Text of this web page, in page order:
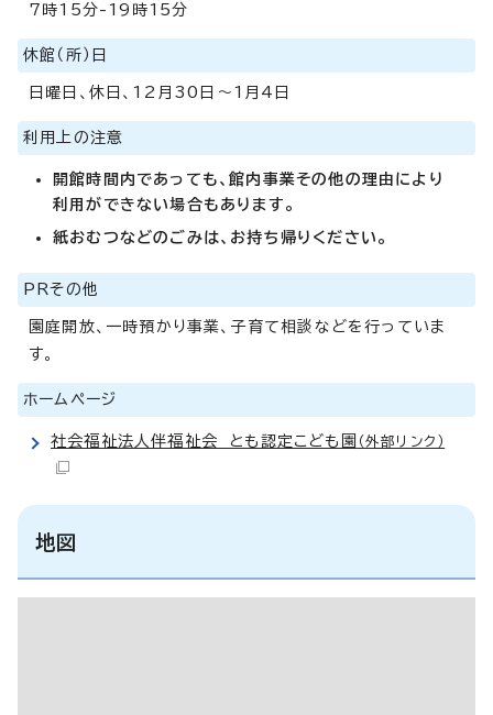
7時15分-19時15分
休館（所）日
日曜日、休日、12月30日～1月4日
利用上の注意
開館時間内であっても、館内事業その他の理由により
利用ができない場合もあります。
紙おむつなどのごみは、お持ち帰りください。
PRその他
園庭開放、一時預かり事業、子育て相談などを行っていま
す。
ホームページ
社会福祉法人伴福祉会 とも認定こども園 （外部リンク）
地図